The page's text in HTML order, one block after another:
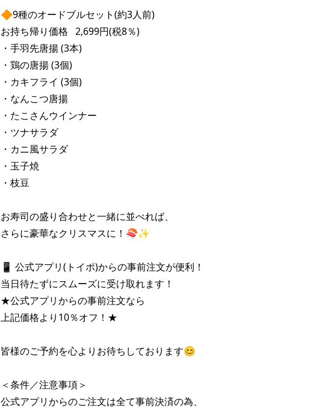
🔶9種のオードブルセット(約3人前)
お持ち帰り価格   2,699円(税8％)
・手羽先唐揚 (3本)
・鶏の唐揚 (3個)
・カキフライ (3個)
・なんこつ唐揚
・たこさんウインナー
・ツナサラダ
・カニ風サラダ
・玉子焼
・枝豆
お寿司の盛り合わせと一緒に並べれば、
さらに豪華なクリスマスに！🍣✨
📱 公式アプリ(トイポ)からの事前注文が便利！
当日待たずにスムーズに受け取れます！
★公式アプリからの事前注文なら
上記価格より10％オフ！★
皆様のご予約を心よりお待ちしております😊
＜条件／注意事項＞
公式アプリからのご注文は全て事前決済の為、